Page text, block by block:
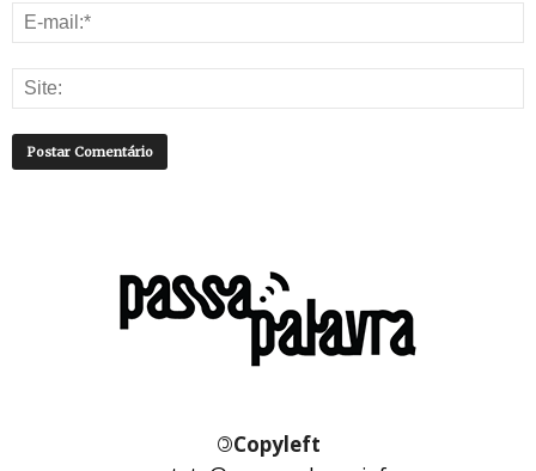
©Copyleft